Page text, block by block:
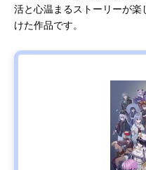
活と心温まるストーリーが
けた作品です。